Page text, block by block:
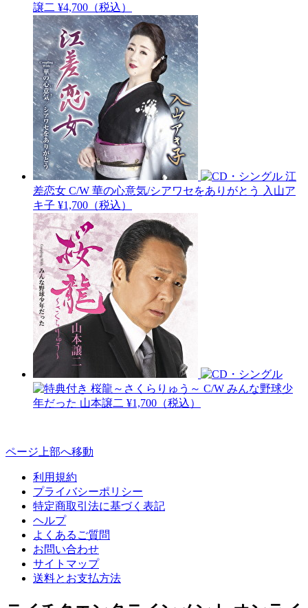
譲二 ¥4,700（税込）
江
差恋女 C/W 華の心意気/シアワセをありがとう
入山ア
キ子 ¥1,700（税込）
桜龍～さくらりゅう～ C/W みんな野球少
年だった 山本譲二 ¥1,700（税込）
ページ上部へ移動
利用規約
プライバシーポリシー
特定商取引法に基づく表記
ヘルプ
よくあるご質問
お問い合わせ
サイトマップ
送料とお支払方法